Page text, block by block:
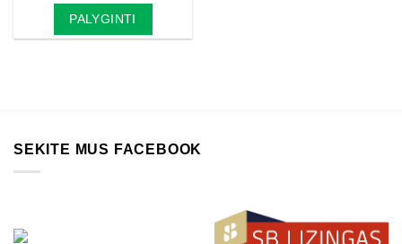
PALYGINTI
SEKITE MUS FACEBOOK